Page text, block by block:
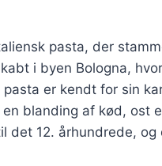
pasta, der
i byen Bologna,
er kendt for sin
blanding af kød, ost
det 12. århundrede,